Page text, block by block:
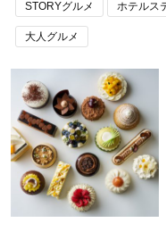
STORYグルメ ホテルス
大人グルメ